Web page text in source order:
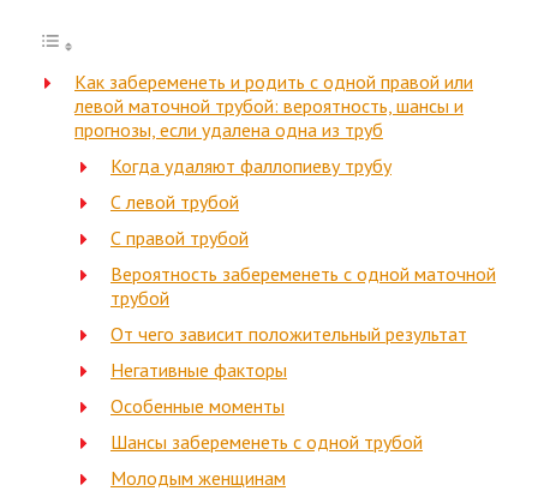
Как забеременеть и родить с одной правой или
левой маточной трубой: вероятность, шансы и
прогнозы, если удалена одна из труб
Когда удаляют фаллопиеву трубу
С левой трубой
С правой трубой
Вероятность забеременеть с одной маточной
трубой
От чего зависит положительный результат
Негативные факторы
Особенные моменты
Шансы забеременеть с одной трубой
Молодым женщинам